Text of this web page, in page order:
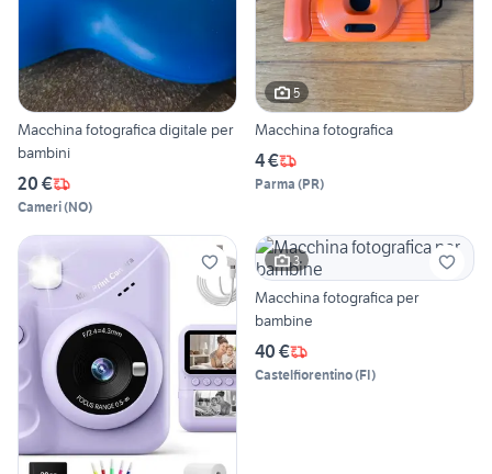
Macchina fotografica digitale per
bambini
20 €
Cameri(NO)
5
Macchina fotografica
4 €
Parma (PR)
3
Macchina fotografica per
bambine
40 €
Castelfiorentino(FI)